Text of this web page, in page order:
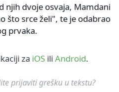
njih dvoje osvaja, Mamdani
što srce želi", te je odabrao
prvaka.
za iOS ili Android.
prijaviti grešku u tekstu?